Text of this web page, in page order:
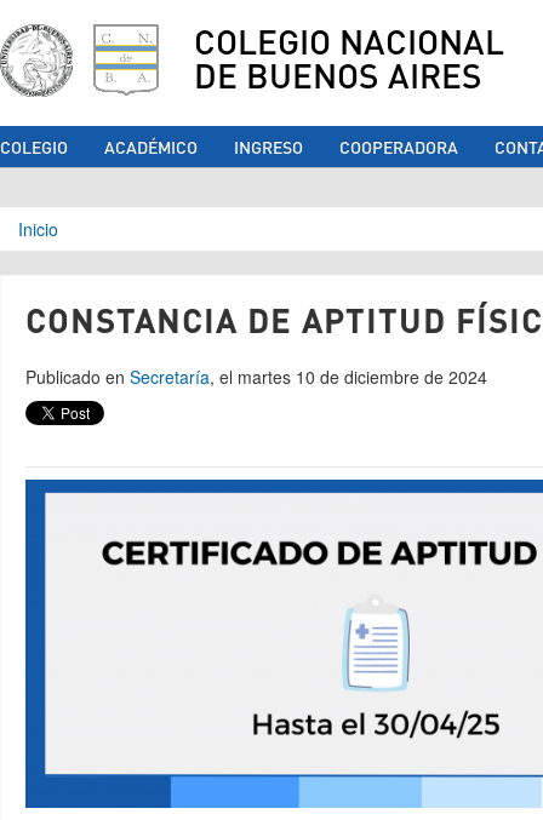
COLEGIO NACIONAL
DE BUENOS AIRES
COLEGIO ACADÉMICO INGRESO COOPERADORA
Se encuentra usted aquí
Inicio
CONSTANCIA DE APTITUD
Publicado en Secretaría, el martes 10 de diciembre de 2024